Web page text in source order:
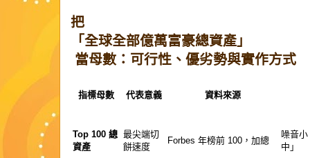
把
「全球全部億萬富豪總資產」
當母數：可行性、優劣勢與實作方式
指標母數 代表意義 資料來源
Top 100 總
資產
最尖端切
餅速度
Forbes 年榜前 100，加總
噪音
中」